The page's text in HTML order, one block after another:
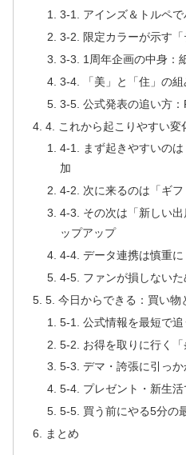
3-1. アインズ＆トルペ
3-2. 限定カラーが示す
3-3. 1周年企画の中身：
3-4. 「美」と「住」の
3-5. 公式発表の追い方
4. これから起こりやすい変
4-1. まず起きやすいの
加
4-2. 次に来るのは「ギ
4-3. その次は「新しい
ップアップ
4-4. データ連携は慎重
4-5. ファンが損しない
5. 今日からできる：買い物
5-1. 公式情報を最短で追
5-2. お得を取りに行く
5-3. デマ・誇張に引っ
5-4. プレゼント・新生
5-5. 買う前にやる5分の
まとめ